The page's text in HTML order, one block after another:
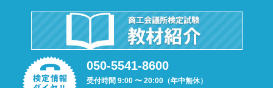
050-5541-8600
受付時間 9:00 〜 20:00（年中無休）